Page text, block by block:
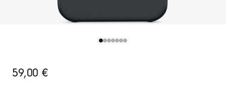
Ursprünglicher
Preis
59,00 €